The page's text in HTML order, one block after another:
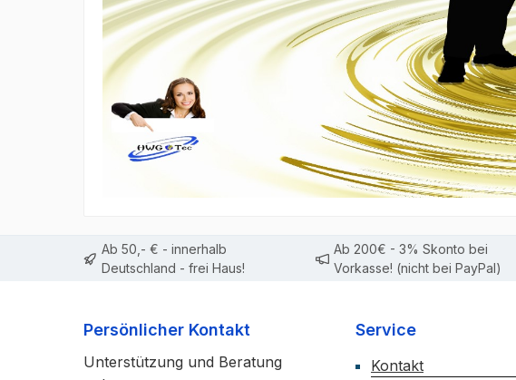
Ab 50,- € - innerhalb
Deutschland - frei Haus!
Ab 200€ - 3% Skonto bei
Vorkasse! (nicht bei PayPal)
Persönlicher Kontakt
Unterstützung und Beratung
Service
Kontakt